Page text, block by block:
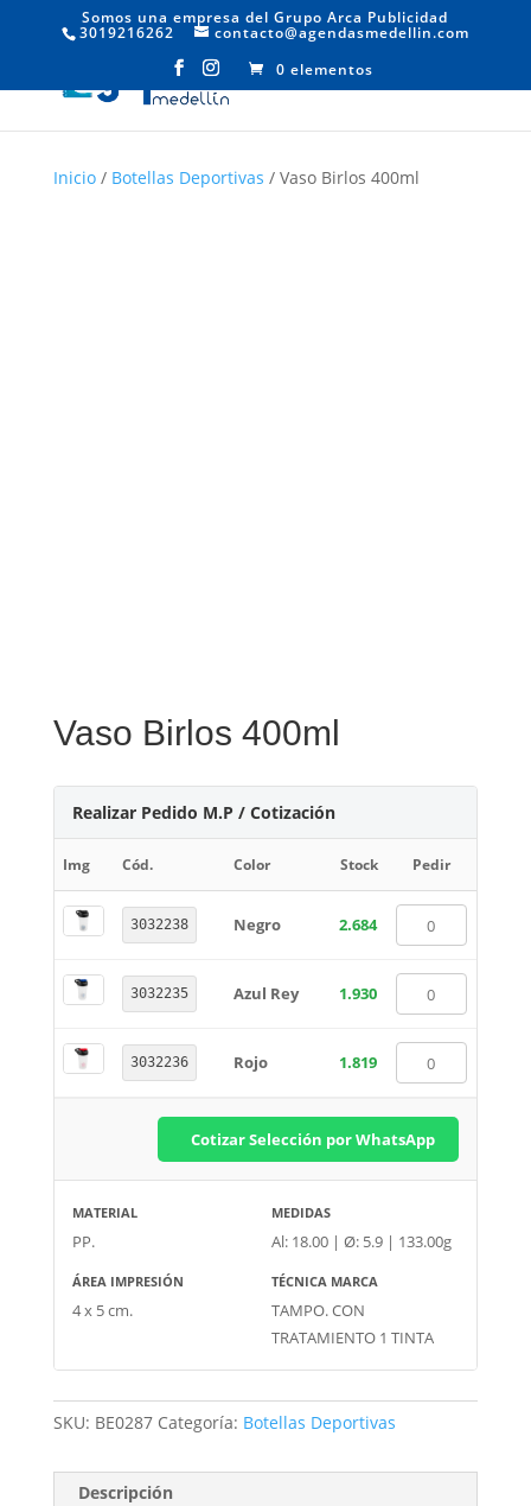
Somos una empresa del Grupo Arca Publicidad
3019216262
contacto@agendasmedellin.com
0 elementos
Inicio/ Botellas Deportivas / Vaso Birlos 400ml
Vaso Birlos 400ml
Realizar Pedido M.P / Cotización
Img Cód. Color Stock Pedir
3032238 Negro 2.684
3032235 Azul Rey 1.930
3032236 Rojo 1.819
Cotizar Selección por WhatsApp
MATERIAL
PP.
MEDIDAS
Al: 18.00 | Ø: 5.9 | 133.00g
ÁREA IMPRESIÓN
4 x 5 cm.
TÉCNICA MARCA
TAMPO. CON
TRATAMIENTO 1 TINTA
SKU: BE0287 Categoría: Botellas Deportivas
Descripción